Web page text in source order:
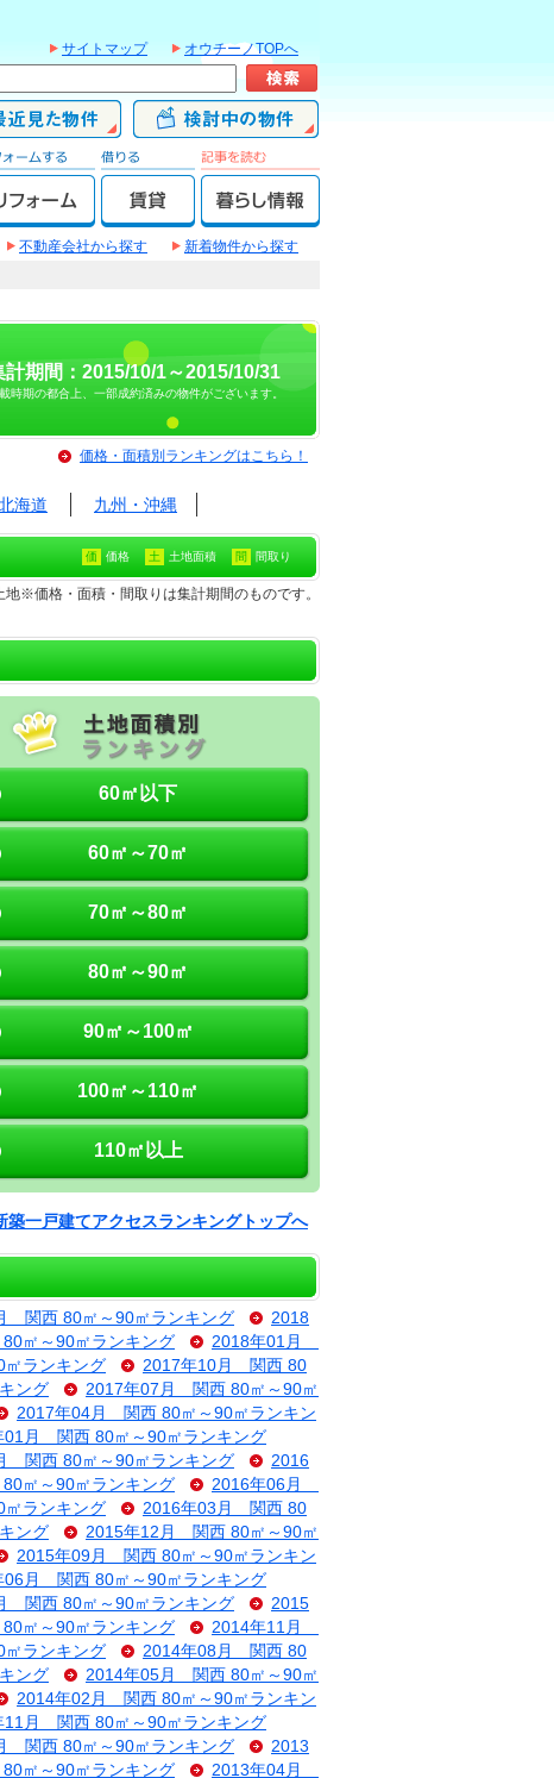
サイトマップ オウチーノTOPへ
不動産会社から探す
新着物件から探す
計期間：2015/10/1～2015/10/31
時期の都合上、一部成約済みの物件がございます。
価格・面積別ランキングはこちら！
海道 九州・沖縄
価 価格 土 土地面積 間 間取り
※価格・面積・間取りは集計期間のものです。
60㎡以下
60㎡～70㎡
70㎡～80㎡
80㎡～90㎡
90㎡～100㎡
100㎡～110㎡
110㎡以上
築一戸建てアクセスランキングトップへ
関西 80㎡～90㎡ランキング
2018
㎡～90㎡ランキング
2018年01月
ランキング
2017年10月 関西 80
ング
2017年07月 関西 80㎡～90㎡
2017年04月 関西 80㎡～90㎡ランキン
01月 関西 80㎡～90㎡ランキング
関西 80㎡～90㎡ランキング
2016
㎡～90㎡ランキング
2016年06月
ランキング
2016年03月 関西 80
ング
2015年12月 関西 80㎡～90㎡
2015年09月 関西 80㎡～90㎡ランキン
06月 関西 80㎡～90㎡ランキング
関西 80㎡～90㎡ランキング
2015
㎡～90㎡ランキング
2014年11月
ランキング
2014年08月 関西 80
ング
2014年05月 関西 80㎡～90㎡
2014年02月 関西 80㎡～90㎡ランキン
11月 関西 80㎡～90㎡ランキング
関西 80㎡～90㎡ランキング
2013
㎡～90㎡ランキング
2013年04月